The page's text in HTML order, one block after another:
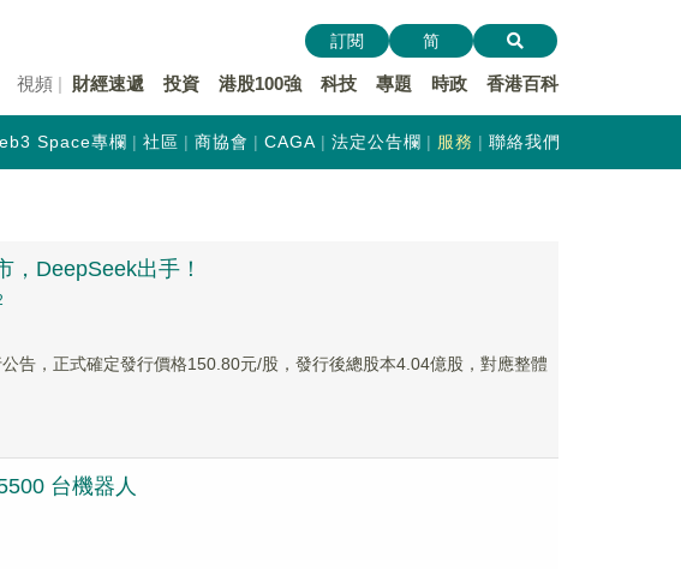
視頻 財經速遞 投資 港股100強 科技 專題 時政 香港百科
訂閱 简
Space專欄 社區 商協會 CAGA 法定公告欄 服務 聯絡我們
，DeepSeek出手！
告，正式確定發行價格150.80元/股，發行後總股本4.04億股，對應整體
台機器人